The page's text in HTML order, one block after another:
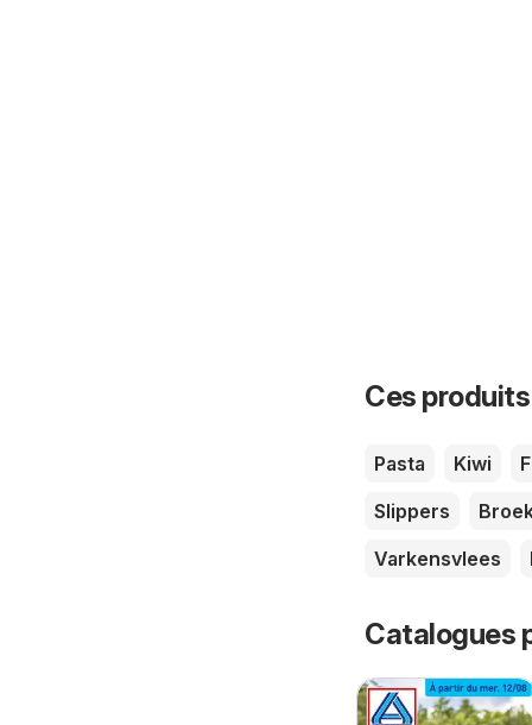
Ces
Pasta Kiwi
Slippers
Varkensvlees
Catalogues